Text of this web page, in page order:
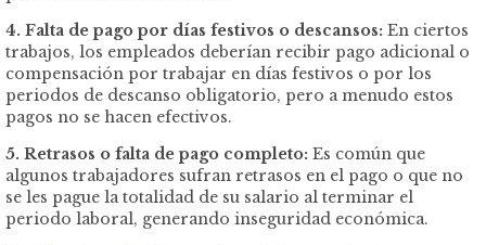
4. Falta de pago por días festivos o descansos: En ciertos
trabajos, los empleados deberían recibir pago adicional o
compensación por trabajar en días festivos o por los
periodos de descanso obligatorio, pero a menudo estos
pagos no se hacen efectivos.
5. Retrasos o falta de pago completo: Es común que
algunos trabajadores sufran retrasos en el pago o que no
se les pague la totalidad de su salario al terminar el
periodo laboral, generando inseguridad económica.